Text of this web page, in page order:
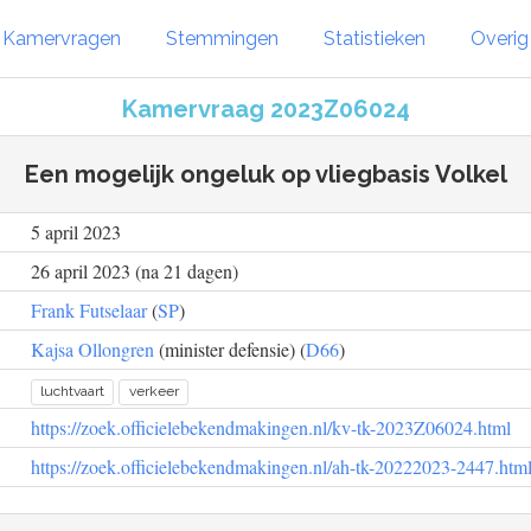
Kamervragen Stemmingen Statistieken
Kamervraag 2023Z06024
Een mogelijk ongeluk op vliegbasis Volkel
5 april 2023
26 april 2023 (na 21 dagen)
Frank Futselaar(SP)
Kajsa Ollongren (minister defensie) (D66)
luchtvaart verkeer
https://zoek.officielebekendmakingen.nl/kv-tk-2023Z06024.html
https://zoek.officielebekendmakingen.nl/ah-tk-20222023-2447.html